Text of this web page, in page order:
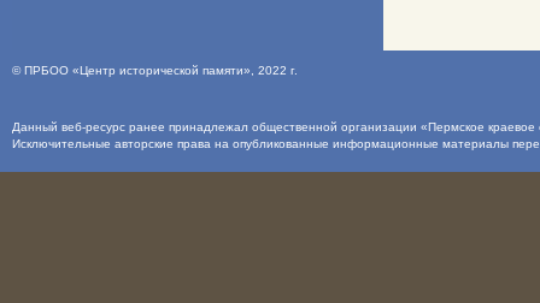
©ПРБОО «Центр исторической памяти» , 2022 г.
Данный веб-ресурс ранее принадлежал общественной организации «Пермское
Исключительные авторские права на опубликованные информационные материалы